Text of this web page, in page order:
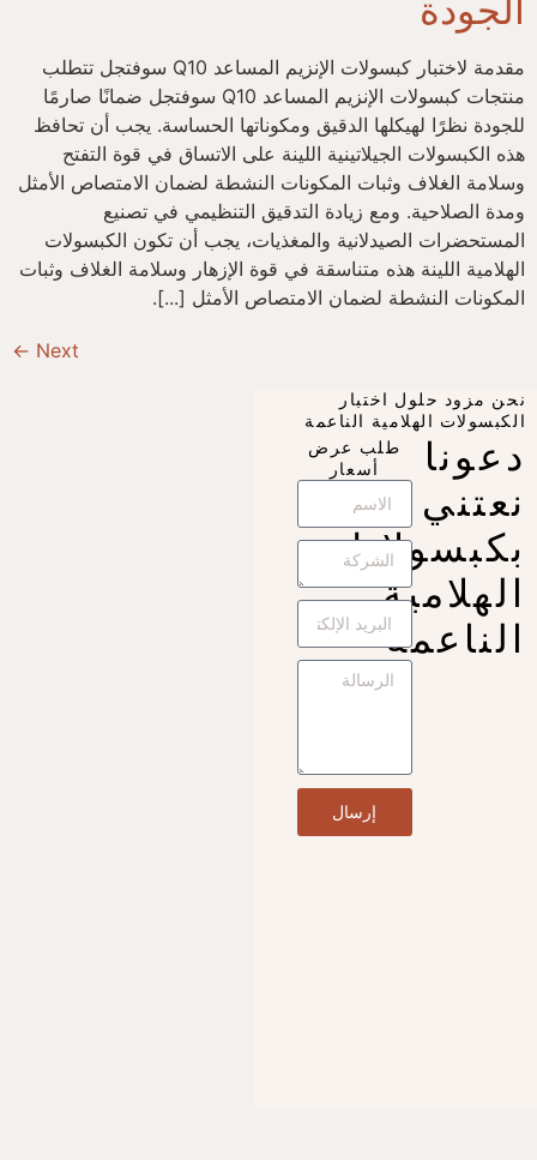
الجودة
مقدمة لاختبار كبسولات الإنزيم المساعد Q10 سوفتجل تتطلب
منتجات كبسولات الإنزيم المساعد Q10 سوفتجل ضمانًا صارمًا
للجودة نظرًا لهيكلها الدقيق ومكوناتها الحساسة. يجب أن تحافظ
هذه الكبسولات الجيلاتينية اللينة على الاتساق في قوة التفتح
وسلامة الغلاف وثبات المكونات النشطة لضمان الامتصاص الأمثل
ومدة الصلاحية. ومع زيادة التدقيق التنظيمي في تصنيع
المستحضرات الصيدلانية والمغذيات، يجب أن تكون الكبسولات
الهلامية اللينة هذه متناسقة في قوة الإزهار وسلامة الغلاف وثبات
المكونات النشطة لضمان الامتصاص الأمثل [...].
Next
←
نحن مزود حلول اختبار
الكبسولات الهلامية الناعمة
دعونا
نعتني
بكبسولاتك
الهلامية
الناعمة
طلب عرض
أسعار
إرسال